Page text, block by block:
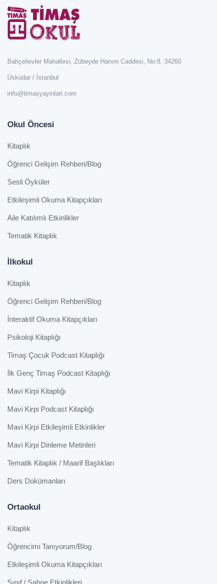
Bahçelievler Mahallesi, Zübeyde Hanım Caddesi, No:8. 34260
Üsküdar / İstanbul
info@timasyayinlari.com
Okul Öncesi
Kitaplık
Öğrenci Gelişim Rehberi/Blog
Sesli Öyküler
Etkileşimli Okuma Kitapçıkları
Aile Katılımlı Etkinlikler
Tematik Kitaplık
İlkokul
Kitaplık
Öğrenci Gelişim Rehberi/Blog
İnteraktif Okuma Kitapçıkları
Psikoloji Kitaplığı
Timaş Çocuk Podcast Kitaplığı
İlk Genç Timaş Podcast Kitaplığı
Mavi Kirpi Kitaplığı
Mavi Kirpi Podcast Kitaplığı
Mavi Kirpi Etkileşimli Etkinlikler
Mavi Kirpi Dinleme Metinleri
Tematik Kitaplık / Maarif Başlıkları
Ders Dokümanları
Ortaokul
Kitaplık
Öğrencimi Tanıyorum/Blog
Etkileşimli Okuma Kitapçıkları
Sınıf / Sahne Etkinlikleri